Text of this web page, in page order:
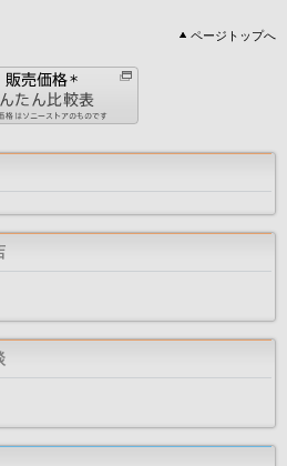
ページトップへ